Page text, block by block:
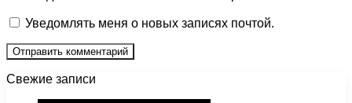
Уведомлять меня о новых записях почтой.
Свежие записи